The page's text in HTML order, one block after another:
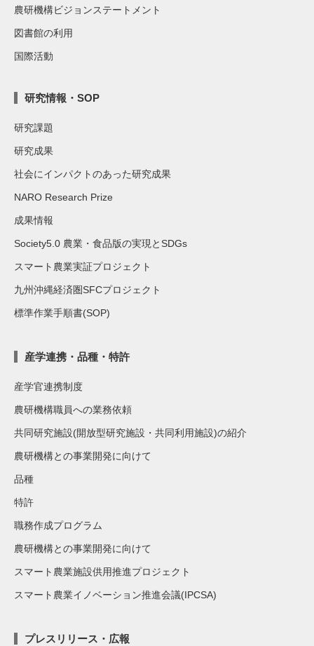
農研機構ビジョンステートメント
図書館の利用
国際活動
研究情報・SOP
研究課題
研究成果
社会にインパクトのあった研究成果
NARO Research Prize
成果情報
Society5.0 農業・食品版の実現とSDGs
スマート農業実証プロジェクト
九州沖縄経済圏SFCプロジェクト
標準作業手順書(SOP)
産学連携・品種・特許
産学官連携制度
農研機構職員への業務依頼
共同研究施設(開放型研究施設・共同利用施設)の紹介
農研機構との事業開発に向けて
品種
特許
職務作成プログラム
農研機構との事業開発に向けて
スマート農業施設供用推進プロジェクト
スマート農業イノベーション推進会議(IPCSA)
プレスリリース・広報